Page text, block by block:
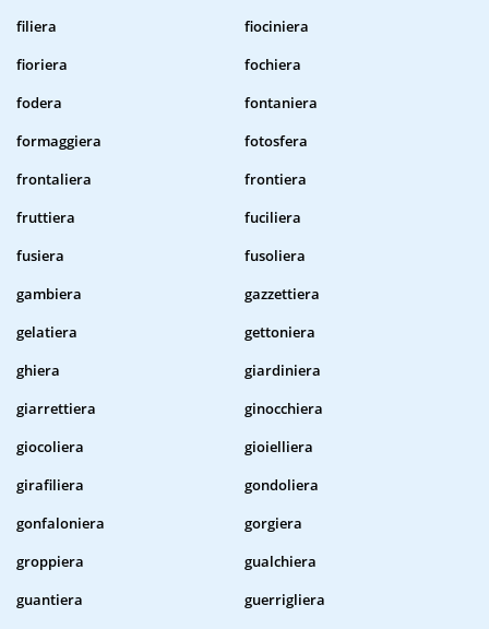
filiera
fiociniera
fioriera
fochiera
fodera
fontaniera
formaggiera
fotosfera
frontaliera
frontiera
fruttiera
fuciliera
fusiera
fusoliera
gambiera
gazzettiera
gelatiera
gettoniera
ghiera
giardiniera
giarrettiera
ginocchiera
giocoliera
gioielliera
girafiliera
gondoliera
gonfaloniera
gorgiera
groppiera
gualchiera
guantiera
guerrigliera